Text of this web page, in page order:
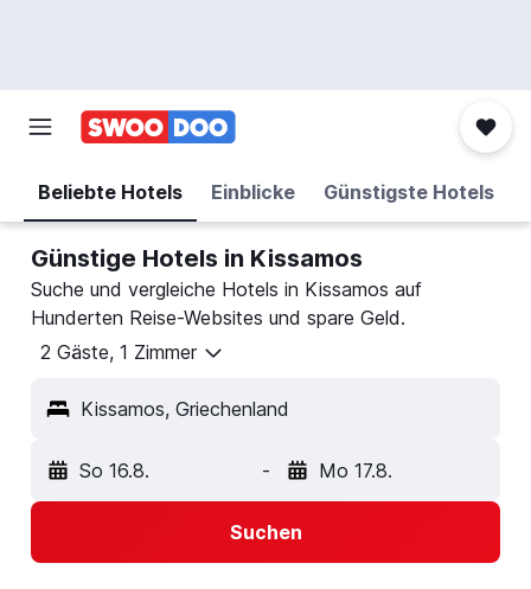
Beliebte Hotels Einblicke Günstigste Hotels
Günstige Hotels in Kissamos
Suche und vergleiche Hotels in Kissamos auf
Hunderten Reise-Websites und spare Geld.
2 Gäste, 1 Zimmer
Kissamos, Griechenland
So 16.8. - Mo 17.8.
Suchen